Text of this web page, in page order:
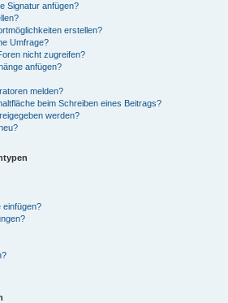
Signatur anfügen?
erstellen?
Umfrage?
nicht zugreifen?
anfügen?
melden?
beim Schreiben eines Beitrags?
werden?
einfügen?